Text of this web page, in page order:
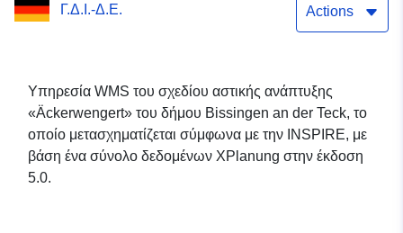
Γ.Δ.Ι.-Δ.Ε. Actions
Υπηρεσία WMS του σχεδίου αστικής ανάπτυξης
«Äckerwengert» του δήμου Bissingen an der Teck, το
οποίο μετασχηματίζεται σύμφωνα με την INSPIRE, με
βάση ένα σύνολο δεδομένων XPlanung στην έκδοση
5.0.